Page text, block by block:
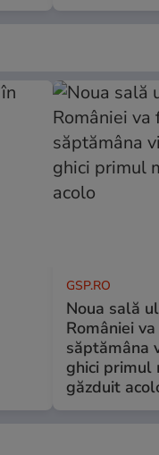
GSP.RO
Noua sală
României
săptămâna
ghici primul
găzduit